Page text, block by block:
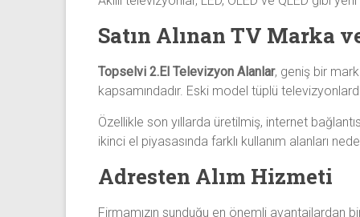
Satın Alınan TV Marka
Topselvi 2.El Televizyon Alanlar, geniş bir
kapsamındadır. Eski model tüplü
Özellikle son yıllarda üretilmiş, internet
ikinci el piyasasında farklı kullanım alanları
Adresten Alım Hizmeti
Firmamızın sunduğu en önemli avantajlardan